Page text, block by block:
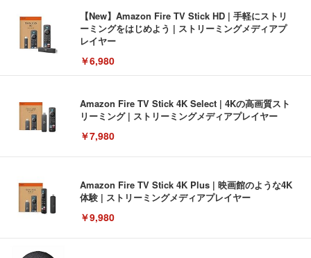
【New】Amazon Fire TV Stick HD | 手軽にストリ
ーミングをはじめよう | ストリーミングメディアプ
レイヤー
￥6,980
Amazon Fire TV Stick 4K Select | 4Kの高画質スト
リーミング | ストリーミングメディアプレイヤー
￥7,980
Amazon Fire TV Stick 4K Plus | 映画館のような4K
体験 | ストリーミングメディアプレイヤー
￥9,980